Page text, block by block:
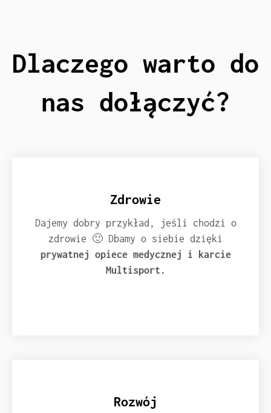
Dlaczego warto do
nas dołączyć?
Zdrowie
Dajemy dobry przykład, jeśli chodzi o
zdrowie 🙂 Dbamy o siebie dzięki
prywatnej opiece medycznej i karcie
Multisport.
Rozwój